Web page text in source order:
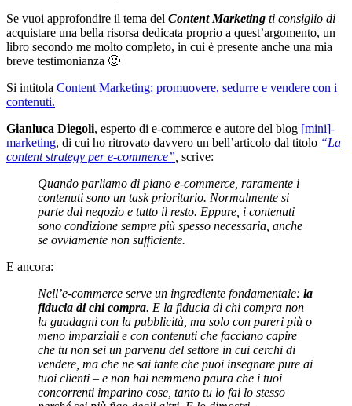
Se vuoi approfondire il tema del Content Marketing ti consiglio di
acquistare una bella risorsa dedicata proprio a quest’argomento, un
libro secondo me molto completo, in cui è presente anche una mia
breve testimonianza 🙂
Si intitola Content Marketing: promuovere, sedurre e vendere con i
contenuti.
Gianluca Diegoli, esperto di e-commerce e autore del blog [mini]-
marketing, di cui ho ritrovato davvero un bell’articolo dal titolo “La
content strategy per e-commerce”, scrive:
Quando parliamo di piano e-commerce, raramente i
contenuti sono un task prioritario. Normalmente si
parte dal negozio e tutto il resto. Eppure, i contenuti
sono condizione sempre più spesso necessaria, anche
se ovviamente non sufficiente.
E ancora:
Nell’e-commerce serve un ingrediente fondamentale: la
fiducia di chi compra. E la fiducia di chi compra non
la guadagni con la pubblicità, ma solo con pareri più o
meno imparziali e con contenuti che facciano capire
che tu non sei un parvenu del settore in cui cerchi di
vendere, ma che ne sai tante che puoi insegnare pure ai
tuoi clienti – e non hai nemmeno paura che i tuoi
concorrenti imparino cose, tanto tu lo fai lo stesso